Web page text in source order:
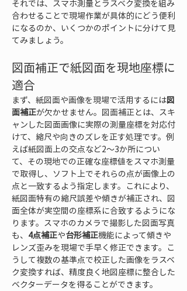
それでは、スマホ測量とラスベク変換を組み
合わせることで現場作業が具体的にどう便利
になるのか、いくつかのポイントに分けて見
てみましょう。
図面補正で紙図面を現地座標に
適合
まず、紙図面や画像を現場で活用するには図
面補正が欠かせません。図面補正とは、スキ
ャンした図面画像に実際の測量座標を対応付
けて、縮尺や向きのズレを正す処理です。例
えば紙図面上の交点など2～3か所につい
て、その現地での正確な座標値をスマホ測量
で取得し、ソフト上でそれらの点が画像上の
点と一致するよう指定します。これにより、
紙図面特有の縮尺誤差や傾きが補正され、図
面全体が実空間の座標系に合致するようにな
ります。スマホのカメラで撮影した図面写真
も、 4点補正や台形補正機能によって傾きや
レンズ歪みを現場で手早く修正できます。こ
うして複数の基準点で校正した画像をラスベ
ク変換すれば、精度良く地図座標に整合した
ベクターデータを得ることができます。